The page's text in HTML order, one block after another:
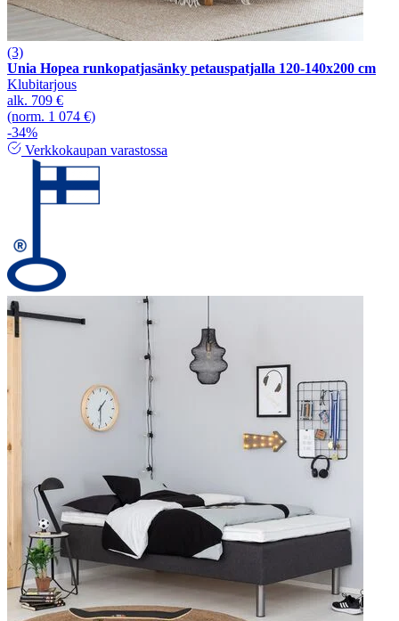
(3)
Unia Hopea runkopatjasänky petauspatjalla 120-140x200 cm
Klubitarjous
alk. 709 €
(norm. 1 074 €)
-34%
Verkkokaupan varastossa